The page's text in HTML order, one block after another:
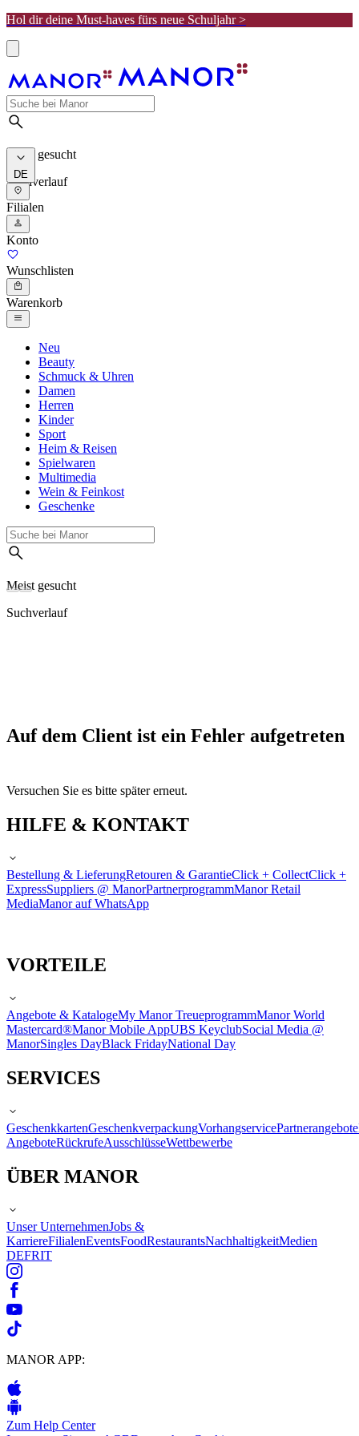
Hol dir deine Must-haves fürs neue Schuljahr >
Meist gesucht
Suchverlauf
DE
Filialen
Konto
Wunschlisten
Warenkorb
Neu
Beauty
Schmuck & Uhren
Damen
Herren
Kinder
Sport
Heim & Reisen
Spielwaren
Multimedia
Wein & Feinkost
Geschenke
Meist gesucht
Suchverlauf
Auf dem Client ist ein Fehler aufgetreten
Versuchen Sie es bitte später erneut.
HILFE & KONTAKT
Bestellung & LieferungRetouren & GarantieClick + CollectClick +
ExpressSuppliers @ ManorPartnerprogrammManor Retail
MediaManor auf WhatsApp
VORTEILE
Angebote & KatalogeMy Manor TreueprogrammManor World
Mastercard®Manor Mobile AppUBS KeyclubSocial Media @
ManorSingles DayBlack FridayNational Day
SERVICES
GeschenkkartenGeschenkverpackungVorhangservicePartnerangebote
AngeboteRückrufeAusschlüsseWettbewerbe
ÜBER MANOR
Unser UnternehmenJobs &
KarriereFilialenEventsFoodRestaurantsNachhaltigkeitMedien
DEFRIT
MANOR APP:
Zum Help Center